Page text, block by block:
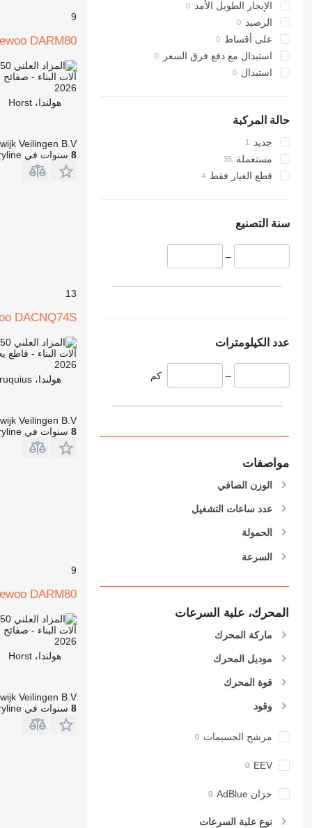
324
325
326
336
345
349
374
416
420
428
434
444
826
907
908
910
918
924
928
938
950
953
962
963
972
980
990
8035
CT
JS
JZ
TM
Vibromax
الإيجار الطويل الأمد
الرصيد
على أقساط
استبدال مع دفع فرق السعر
استبدال
حالة المركبة
جديد
مستعملة
قطع الغيار فقط
سنة التصنيع
–
عدد الكيلومترات
– كم
مواصفات
الوزن الصافي
عدد ساعات التشغيل
الحمولة
السرعة
المحرك، علبة السرعات
ماركة المحرك
موديل المحرك
قوة المحرك
وقود
مرشح الجسيمات
EEV
خزان AdBlue
نوع علبة السرعات
9
DARM80
آلات البناء - صفائح
2026
هولندا، Horst
Veilingen B.V.
8سنوات في Machineryline
13
DACNQ74S
آلات البناء - قاطع
2026
هولندا، Cruquius
Veilingen B.V.
8سنوات في Machineryline
9
DARM80
آلات البناء - صفائح
2026
هولندا، Horst
Veilingen B.V.
8سنوات في Machineryline